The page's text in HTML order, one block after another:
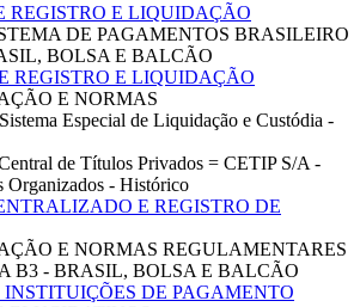
REGISTRO E LIQUIDAÇÃO
DE PAGAMENTOS BRASILEIRO
BOLSA E BALCÃO
REGISTRO E LIQUIDAÇÃO
E NORMAS
Especial de Liquidação e Custódia -
de Títulos Privados = CETIP S/A -
Organizados - Histórico
E REGISTRO DE
E NORMAS REGULAMENTARES
B3 - BRASIL, BOLSA E BALCÃO
INSTITUIÇÕES DE PAGAMENTO